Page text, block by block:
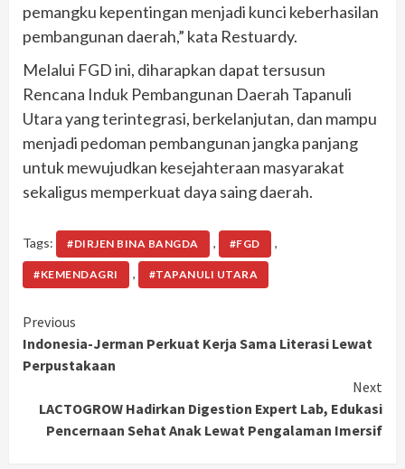
pemangku kepentingan menjadi kunci keberhasilan
pembangunan daerah,” kata Restuardy.
Melalui FGD ini, diharapkan dapat tersusun
Rencana Induk Pembangunan Daerah Tapanuli
Utara yang terintegrasi, berkelanjutan, dan mampu
menjadi pedoman pembangunan jangka panjang
untuk mewujudkan kesejahteraan masyarakat
sekaligus memperkuat daya saing daerah.
Tags: #DIRJEN BINA BANGDA , #FGD ,
#KEMENDAGRI , #TAPANULI UTARA
Continue
Reading
Previous
Indonesia-Jerman Perkuat Kerja Sama Literasi Lewat
Perpustakaan
Next
LACTOGROW Hadirkan Digestion Expert Lab, Edukasi
Pencernaan Sehat Anak Lewat Pengalaman Imersif